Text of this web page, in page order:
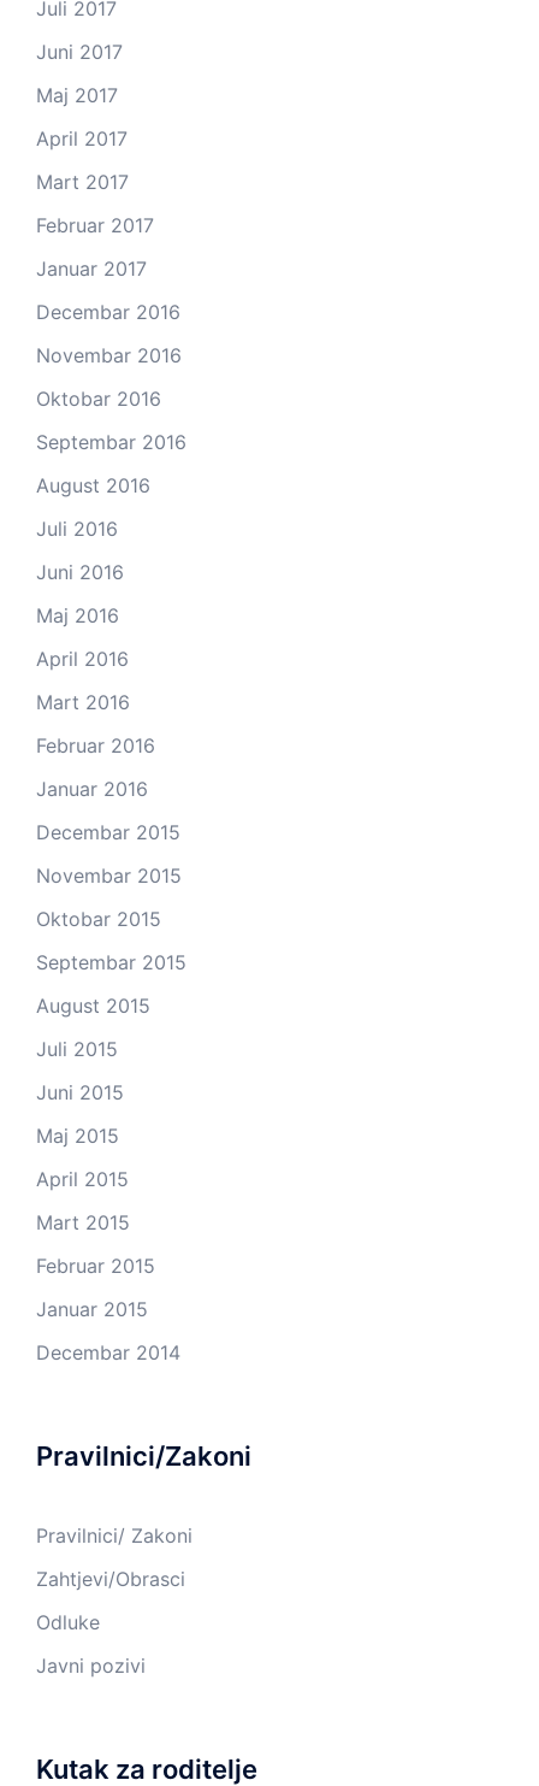
Juli 2017
Juni 2017
Maj 2017
April 2017
Mart 2017
Februar 2017
Januar 2017
Decembar 2016
Novembar 2016
Oktobar 2016
Septembar 2016
August 2016
Juli 2016
Juni 2016
Maj 2016
April 2016
Mart 2016
Februar 2016
Januar 2016
Decembar 2015
Novembar 2015
Oktobar 2015
Septembar 2015
August 2015
Juli 2015
Juni 2015
Maj 2015
April 2015
Mart 2015
Februar 2015
Januar 2015
Decembar 2014
Pravilnici/Zakoni
Pravilnici/ Zakoni
Zahtjevi/Obrasci
Odluke
Javni pozivi
Kutak za roditelje